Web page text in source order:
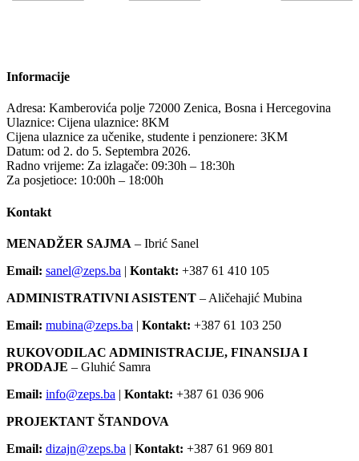
Informacije
Adresa: Kamberovića polje 72000 Zenica, Bosna i Hercegovina
Ulaznice: Cijena ulaznice: 8KM
Cijena ulaznice za učenike, studente i penzionere: 3KM
Datum: od 2. do 5. Septembra 2026.
Radno vrijeme: Za izlagače: 09:30h – 18:30h
Za posjetioce: 10:00h – 18:00h
Kontakt
MENADŽER SAJMA – Ibrić Sanel
Email: sanel@zeps.ba | Kontakt: +387 61 410 105
ADMINISTRATIVNI ASISTENT – Aličehajić Mubina
Email: mubina@zeps.ba | Kontakt: +387 61 103 250
RUKOVODILAC ADMINISTRACIJE, FINANSIJA I
PRODAJE – Gluhić Samra
Email: info@zeps.ba | Kontakt: +387 61 036 906
PROJEKTANT ŠTANDOVA
Email: dizajn@zeps.ba | Kontakt: +387 61 969 801